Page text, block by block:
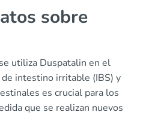
sobre
utiliza Duspatalin en el
intestino irritable (IBS) y
es crucial para los
que se realizan nuevos